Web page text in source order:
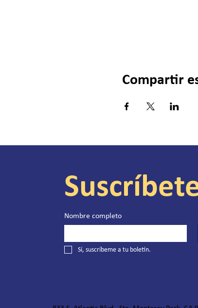
Compartir
Nombre completo
Sí, suscríbeme a tu boletín.